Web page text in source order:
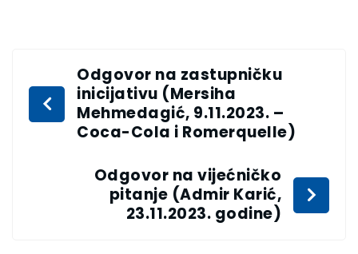
Odgovor na zastupničku
inicijativu (Mersiha
Mehmedagić, 9.11.2023. –
Coca-Cola i Romerquelle)
Odgovor na vijećničko
pitanje (Admir Karić,
23.11.2023. godine)